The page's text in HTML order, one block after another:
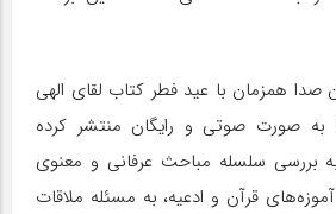
صدا همزمان با عید فطر کتاب لقای الهی
به صورت صوتی و رایگان منتشر کرده
بررسی سلسله مباحث عرفانی و معنوی
آموزه‌های قرآن و ادعیه، به مسئله ملاقات